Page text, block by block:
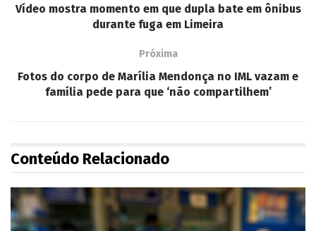
Vídeo mostra momento em que dupla bate em ônibus
durante fuga em Limeira
Próxima
Fotos do corpo de Marília Mendonça no IML vazam e
família pede para que ‘não compartilhem’
Conteúdo Relacionado